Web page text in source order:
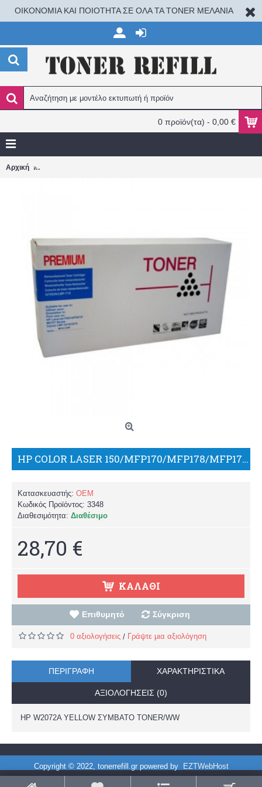
ΟΙΚΟΝΟΜΙΑ ΚΑΙ ΠΟΙΟΤΗΤΑ ΣΕ ΟΛΑ ΤΑ TONER ΜΕΛΑΝΙΑ
0 προϊόν(τα) - 0,00 €
Αρχική
HP COLOR LASER 150/MFP170/MFP178/MFP179 W2072A 117A YELLOW WITH CHIP/WW
Κατασκευαστής: OEM
Κωδικός Προϊόντος: 3348
Διαθεσιμότητα: Διαθέσιμο
28,70 €
ΚΑΛΆΘΙ
Επιθυμητό Σύγκριση
0 αξιολογήσεις / Γράψτε μια αξιολόγηση
ΠΕΡΙΓΡΑΦΉ ΧΑΡΑΚΤΗΡΙΣΤΙΚΆ
ΑΞΙΟΛΟΓΉΣΕΙΣ (0)
HP W2072A YELLOW ΣΥΜΒΑΤΟ TONER/WW
Copyright © 2022, tonerrefill.gr powered by EZTWebHost